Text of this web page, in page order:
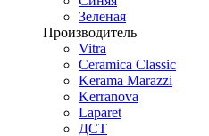
Зеленая
Производитель
Vitra
Ceramica Classic
Kerama Marazzi
Kerranova
Laparet
ДСТ